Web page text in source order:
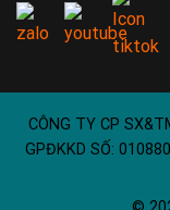
CÔNG TY CP
GPĐKKD SỐ: